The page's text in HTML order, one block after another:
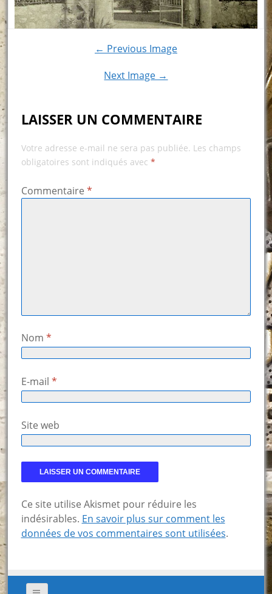
← Previous Image
Next Image →
LAISSER UN COMMENTAIRE
Votre adresse e-mail ne sera pas publiée. Les champs
obligatoires sont indiqués avec *
Commentaire *
Nom *
E-mail *
Site web
Ce site utilise Akismet pour réduire les
indésirables. En savoir plus sur comment les
données de vos commentaires sont utilisées.